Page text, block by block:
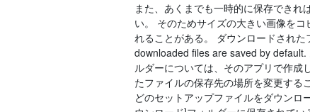
また、あくまでも一時的に保存できれ
い。 そのためサイズの大きい画像を
れることがある。 ダウンロードされ
downloaded files are saved by
ルダーについては、そのアプリで作成
たファイルの保存先の場所を変更する
どのセットアップファイルをダウン